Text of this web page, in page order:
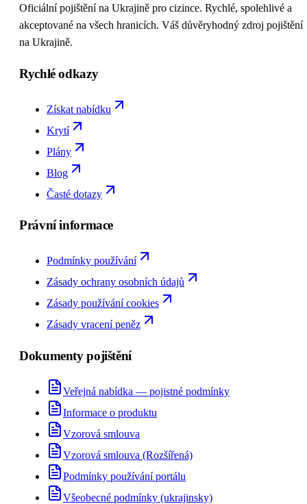
Oficiální pojištění na Ukrajině pro cizince. Rychlé, spolehlivé a
akceptované na všech hranicích. Váš důvěryhodný zdroj pojištění
na Ukrajině.
Rychlé odkazy
Získat nabídku
Krytí
Plány
Blog
Časté dotazy
Právní informace
Podmínky používání
Zásady ochrany osobních údajů
Zásady používání cookies
Zásady vracení peněz
Dokumenty pojištění
Veřejná nabídka — pojistné podmínky
Informace o produktu
Vzorová smlouva
Vzorová smlouva (Rozšířená)
Podmínky používání portálu
Všeobecné podmínky (ukrajinsky)